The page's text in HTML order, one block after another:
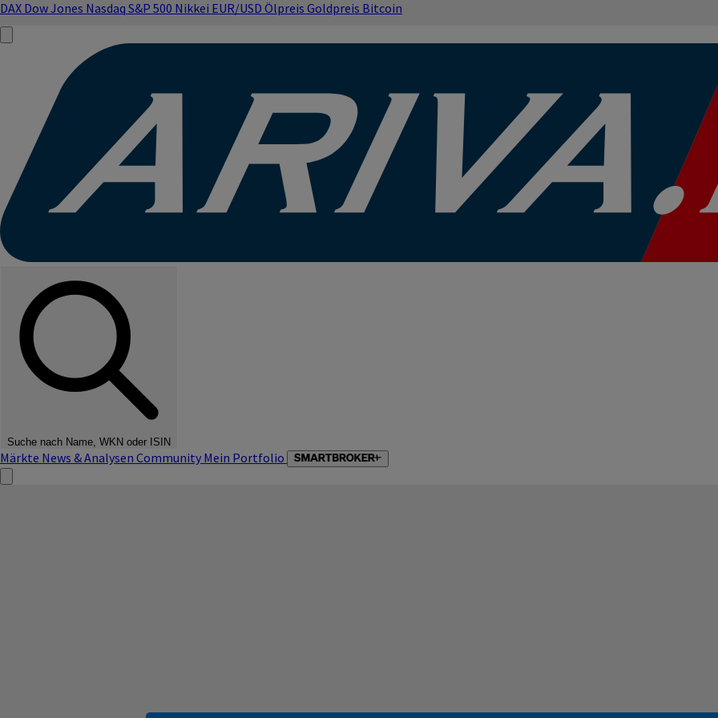
DAX Dow Jones Nasdaq S&P 500 Nikkei EUR/USD Ölpreis Goldpreis Bitcoin
Suche nach Name, WKN oder ISIN
Märkte News & Analysen Community Mein Portfolio